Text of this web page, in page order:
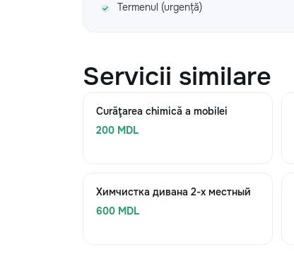
Termenul (urgență)
Servicii similare
Curăţarea chimică a mobilei
200 MDL
Химчистка дивана 2-х местный
600 MDL